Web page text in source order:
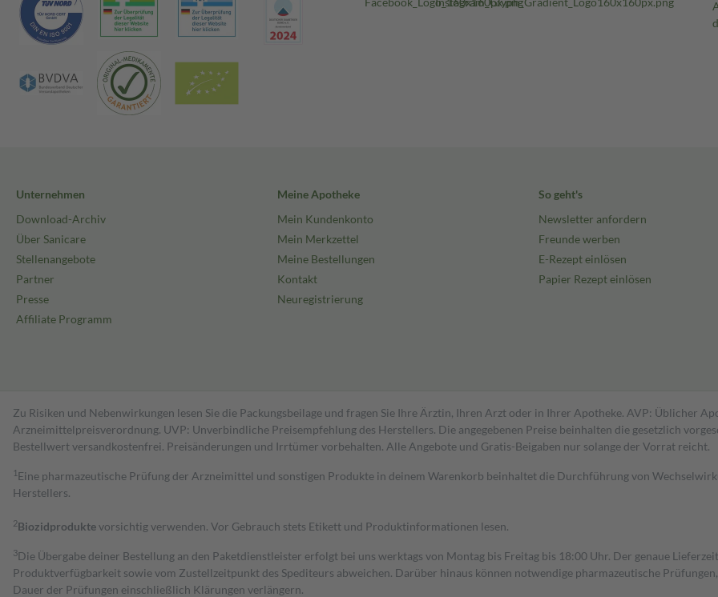
Unternehmen
Download-Archiv
Über Sanicare
Stellenangebote
Partner
Presse
Affiliate Programm
Meine Apotheke
Mein Kundenkonto
Mein Merkzettel
Meine Bestellungen
Kontakt
Neuregistrierung
So geht's
Newsletter anfordern
Freunde werben
E-Rezept einlösen
Papier Rezept einlösen
Zu Risiken und Nebenwirkungen lesen Sie die Packungsbeilage und fragen Sie Ihre Ärztin, Ihren Arzt oder in Ihrer Apotheke. AVP: Üblicher
Arzneimittelpreisverordnung. UVP: Unverbindliche Preisempfehlung des Herstellers. Die angegebenen Preise beinhalten die gesetzlich
Bestell­wert versand­kosten­frei. Preisänderungen und Irrtümer vorbehalten. Alle Angebote und Gratis-Beigaben nur solange der Vorrat reicht.
1 Eine pharmazeutische Prüfung der Arzneimittel und sonstigen Produkte in deinem Warenkorb beinhaltet die Durchführung von
Herstellers.
2Biozidproduktevorsichtig verwenden. Vor Gebrauch stets Etikett und Produktinformationen lesen.
3Die Übergabe deiner Bestellung an den Paketdienstleister erfolgt bei uns werktags von Montag bis Freitag bis 18:00 Uhr. Der genaue
Produktverfügbarkeit sowie vom Zustellzeitpunkt des Spediteurs abweichen. Darüber hinaus können notwendige pharmazeutische
Dauer der Prüfungen einschließlich Klärungen verlängern.